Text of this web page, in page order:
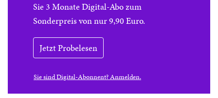
Sie 3 Monate Digital-Abo zum
Sonderpreis von nur 9,90 Euro.
Jetzt Probelesen
Sie sind Digital-Abonnent? Anmelden.